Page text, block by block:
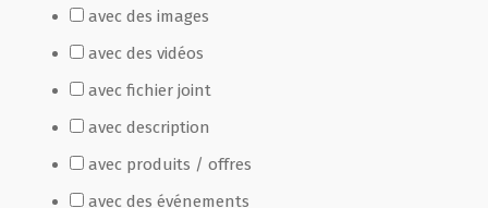
avec des images
avec des vidéos
avec fichier joint
avec description
avec produits / offres
avec des événements